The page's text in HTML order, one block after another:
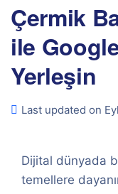
Çermik
ile
Yerleşin
Last updated on
Dijital dünyada
temellere